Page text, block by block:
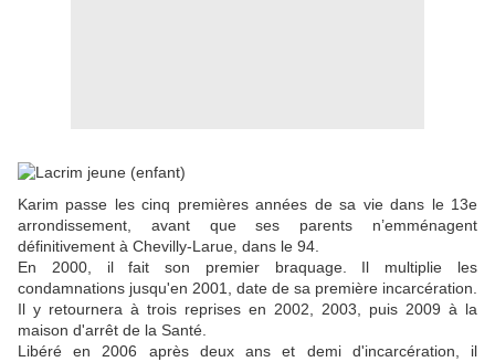
Karim passe les cinq premières années de sa vie dans le 13e
arrondissement, avant que ses parents n’emménagent
définitivement à Chevilly-Larue, dans le 94.
En 2000, il fait son premier braquage. Il multiplie les
condamnations jusqu'en 2001, date de sa première incarcération.
Il y retournera à trois reprises en 2002, 2003, puis 2009 à la
maison d'arrêt de la Santé.
Libéré en 2006 après deux ans et demi d'incarcération, il